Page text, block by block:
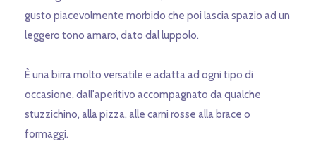
gusto piacevolmente morbido che poi lascia spazio ad un
leggero tono amaro, dato dal luppolo.
È una birra molto versatile e adatta ad ogni tipo di
occasione, dall'aperitivo accompagnato da qualche
stuzzichino, alla pizza, alle carni rosse alla brace o
formaggi.